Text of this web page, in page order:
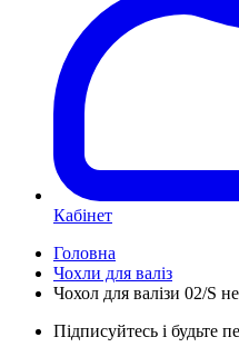
Кабінет
Головна
Чохли для валіз
Чохол для валізи 02/S
Підписуйтесь і будьте